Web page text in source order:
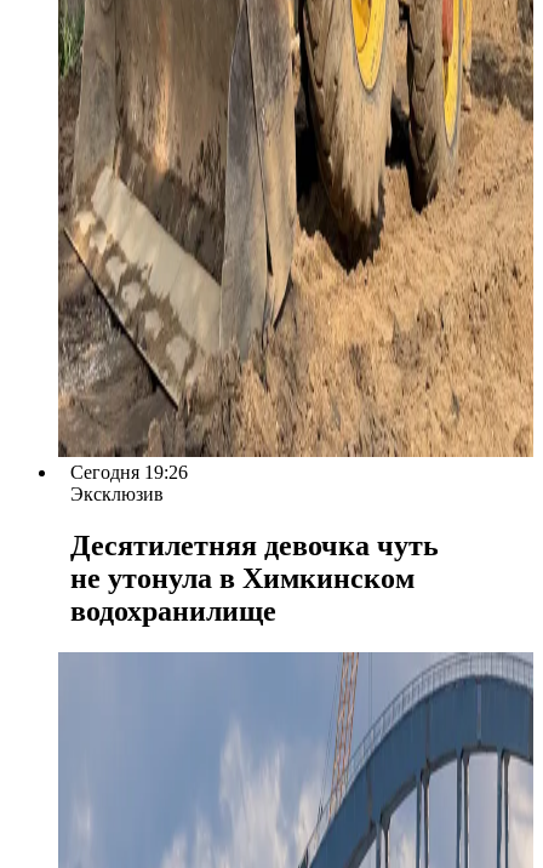
Сегодня 19:26
Эксклюзив
Десятилетняя девочка чуть
не утонула в Химкинском
водохранилище